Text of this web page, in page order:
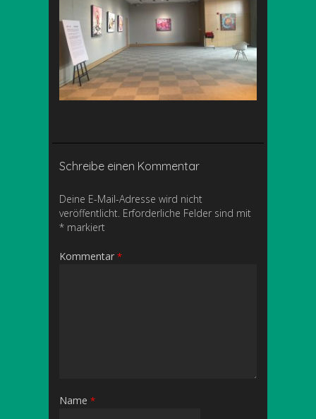
Schreibe einen Kommentar
Deine E-Mail-Adresse wird nicht
veröffentlicht. Erforderliche Felder sind mit
* markiert
Kommentar *
Name *